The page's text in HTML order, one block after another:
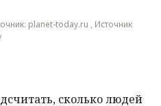
planet-today.ru , Источник
сколько людей